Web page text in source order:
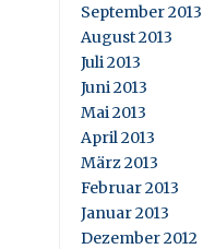
September 2013
August 2013
Juli 2013
Juni 2013
Mai 2013
April 2013
März 2013
Februar 2013
Januar 2013
Dezember 2012